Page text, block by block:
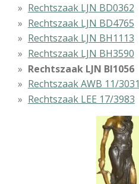
Rechtszaak LJN BD0362
Rechtszaak LJN BD4765
Rechtszaak LJN BH1113
Rechtszaak LJN BH3590
Rechtszaak LJN BI1056
Rechtszaak AWB 11/3031
Rechtszaak LEE 17/3983